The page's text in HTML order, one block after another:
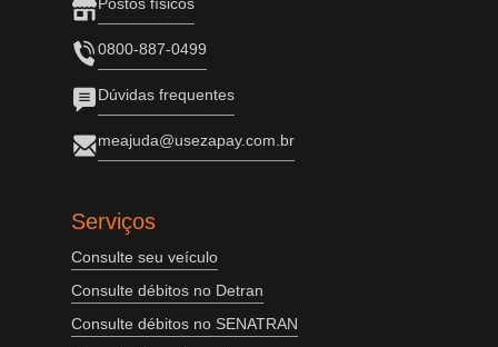
Postos físicos
0800-887-0499
Dúvidas frequentes
meajuda@usezapay.com.br
Serviços
Consulte seu veículo
Consulte débitos no Detran
Consulte débitos no SENATRAN